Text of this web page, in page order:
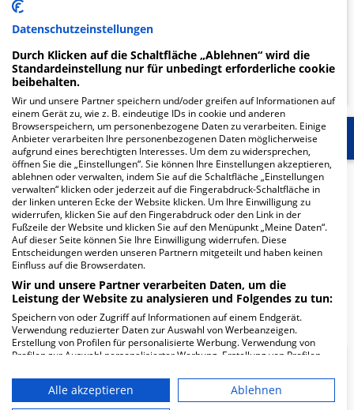
von Arztterminen
MEHR ERFAHREN
Start Für die Klinik Mehr Informationen
Herzlich Willkommen
MVZ Centrum Gastroenterologie Bethanien in der Im
Prüfling 23 ist ein medizinisches Versorgungszentrum in
Frankfurt.
Mehr Informationen
Datenschutzeinstellungen
Durch Klicken auf die Schaltfläche „Ablehnen“ wird die
Standardeinstellung nur für unbedingt erforderliche cookie
beibehalten.
Wir und unsere Partner speichern und/oder greifen auf Informationen auf
einem Gerät zu, wie z. B. eindeutige IDs in cookie und anderen
Browserspeichern, um personenbezogene Daten zu verarbeiten. Einige
Anbieter verarbeiten Ihre personenbezogenen Daten möglicherweise
aufgrund eines berechtigten Interesses. Um dem zu widersprechen,
öffnen Sie die „Einstellungen“. Sie können Ihre Einstellungen akzeptieren,
ablehnen oder verwalten, indem Sie auf die Schaltfläche „Einstellungen
verwalten“ klicken oder jederzeit auf die Fingerabdruck-Schaltfläche in
der linken unteren Ecke der Website klicken. Um Ihre Einwilligung zu
widerrufen, klicken Sie auf den Fingerabdruck oder den Link in der
Fußzeile der Website und klicken Sie auf den Menüpunkt „Meine Daten“.
Auf dieser Seite können Sie Ihre Einwilligung widerrufen. Diese
Entscheidungen werden unseren Partnern mitgeteilt und haben keinen
Einfluss auf die Browserdaten.
Wir und unsere Partner verarbeiten Daten, um die
Leistung der Website zu analysieren und Folgendes zu tun:
Speichern von oder Zugriff auf Informationen auf einem Endgerät.
Verwendung reduzierter Daten zur Auswahl von Werbeanzeigen.
Erstellung von Profilen für personalisierte Werbung. Verwendung von
Profilen zur Auswahl personalisierter Werbung. Erstellung von Profilen
personalisierter Inhalte. Messung der Werbeleistung. Messung der
Performance von Inhalten. Analyse von Zielgruppen durch Statistiken
oder Kombinationen von Daten aus verschiedenen Quellen. Entwicklung
Alle akzeptieren
Ablehnen